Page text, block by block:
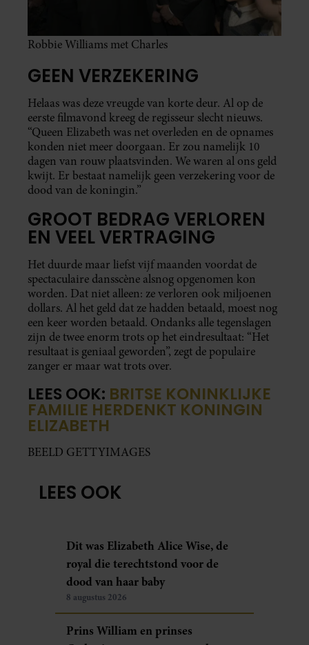
Robbie Williams met Charles
GEEN VERZEKERING
Helaas was deze vreugde van korte deur. Al op de
eerste filmavond kreeg de regisseur slecht nieuws.
“Queen Elizabeth was net overleden en de opnames
konden niet meer doorgaan. Er zou namelijk 10
dagen van rouw plaatsvinden. We waren al ons geld
kwijt. Er bestaat namelijk geen verzekering voor de
dood van de koningin.”
GROOT BEDRAG VERLOREN
EN VEEL VERTRAGING
Het duurde maar liefst vijf maanden voordat de
spectaculaire dansscène alsnog opgenomen kon
worden. Dat niet alleen: ze verloren ook miljoenen
dollars. Al het geld dat ze hadden betaald, moest nog
een keer worden betaald. Ondanks alle tegenslagen
zijn de twee enorm trots op het eindresultaat: “Het
resultaat is geniaal geworden”, zegt de populaire
zanger er maar wat trots over.
LEES OOK: BRITSE KONINKLIJKE
FAMILIE HERDENKT KONINGIN
ELIZABETH
BEELD GETTYIMAGES
LEES OOK
Dit was Elizabeth Alice Wise, de
royal die terechtstond voor de
dood van haar baby
8 augustus 2026
Prins William en prinses